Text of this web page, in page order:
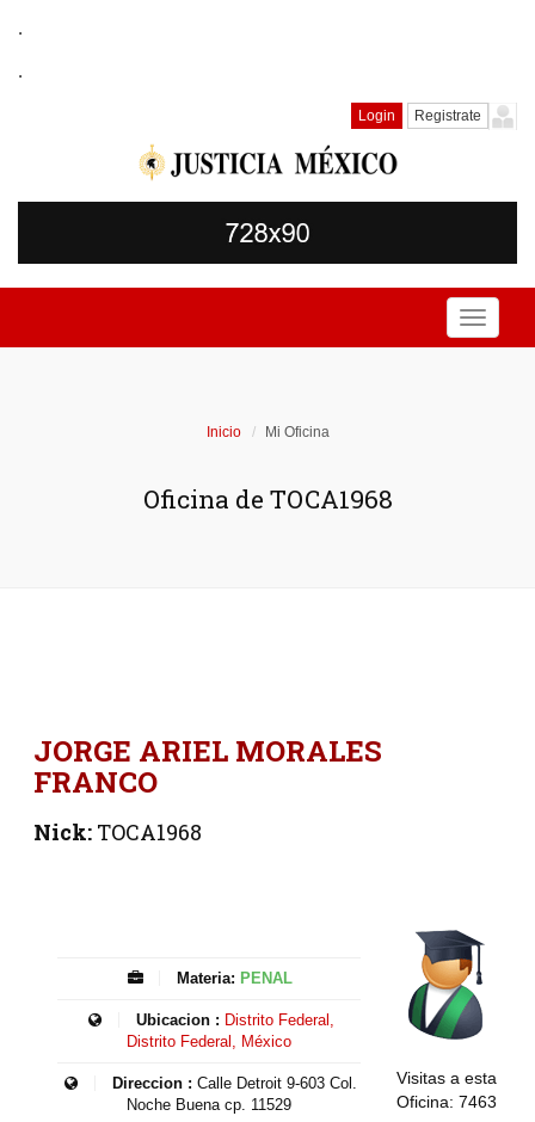
.
.
Login Registrate
Toggle
Inicio Mi Oficina
Oficina de TOCA1968
JORGE ARIEL MORALES
FRANCO
Nick:TOCA1968
Materia: PENAL
Ubicacion : Distrito Federal,
Distrito Federal, México
Direccion : Calle Detroit 9-603 Col.
Noche Buena cp. 11529
Visitas a esta
Oficina: 7463